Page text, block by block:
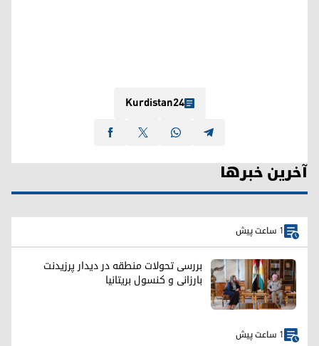
Kurdistan24
آخرین خبرها
1 ساعت پیش
بررسی تحولات منطقه در دیدار پرزیدنت
بارزانی و کنسول بریتانیا
1 ساعت پیش